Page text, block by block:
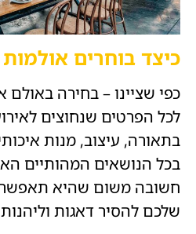
כיצד בוחרים
כפי שציינו – בחירה באולם
לכל הפרטים שנחוצים
בתאורה, עיצוב, מנות
בכל הנושאים המהותיים
חשובה משום שהיא
שלכם להסיר דאגות